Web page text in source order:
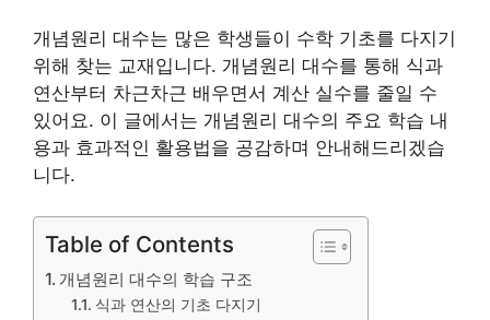
개념원리 대수는 많은 학생들이 수학 기초를 다지기
위해 찾는 교재입니다. 개념원리 대수를 통해 식과
연산부터 차근차근 배우면서 계산 실수를 줄일 수
있어요. 이 글에서는 개념원리 대수의 주요 학습 내
용과 효과적인 활용법을 공감하며 안내해드리겠습
니다.
Table of Contents
개념원리 대수의 학습 구조
식과 연산의 기초 다지기